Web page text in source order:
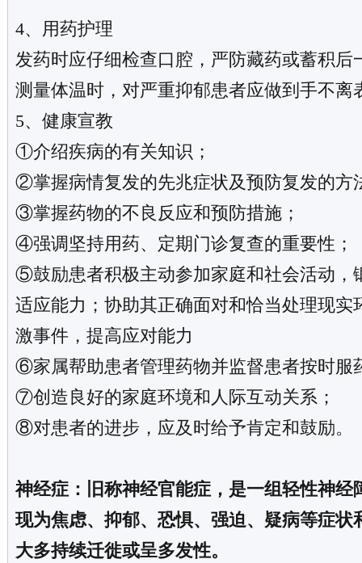
4、用药护理
发药时应仔细检查口腔，严防藏药或蓄积后
测量体温时，对严重抑郁患者应做到手不离
5、健康宣教
①介绍疾病的有关知识；
②掌握病情复发的先兆症状及预防复发的方
③掌握药物的不良反应和预防措施；
④强调坚持用药、定期门诊复查的重要性；
⑤鼓励患者积极主动参加家庭和社会活动，
适应能力；协助其正确面对和恰当处理现实
激事件，提高应对能力
⑥家属帮助患者管理药物并监督患者按时服
⑦创造良好的家庭环境和人际互动关系；
⑧对患者的进步，应及时给予肯定和鼓励。
神经症：旧称神经官能症，是一组轻性神经
现为焦虑、抑郁、恐惧、强迫、疑病等症状
大多持续迁徙或呈多发性。